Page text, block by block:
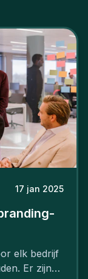
17 jan 2025
elk bedrijf
zijn